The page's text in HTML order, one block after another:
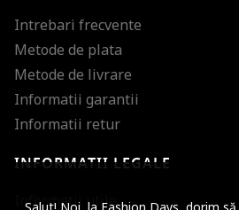
Intrebari frecvente
Metode de plata
Metode de livrare
Informatii garantii
Informatii retur
INFORMATII LEGALE
Informatii utile